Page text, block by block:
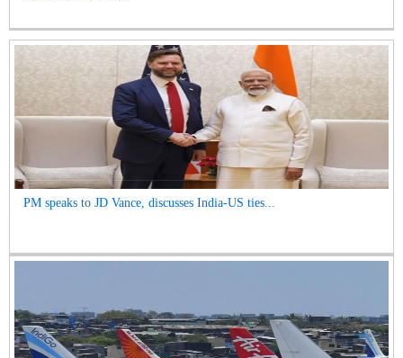
PM speaks to JD Vance, discusses India-US ties...